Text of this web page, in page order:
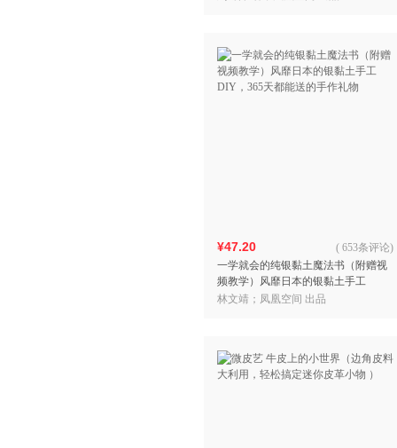
¥47.20
一学就会的纯银黏土魔法书（附赠视
频教学）风靡日本的银黏土手工
DIY，365天都能送的手作礼物
( 653条评论)
林文靖；凤凰空间 出品